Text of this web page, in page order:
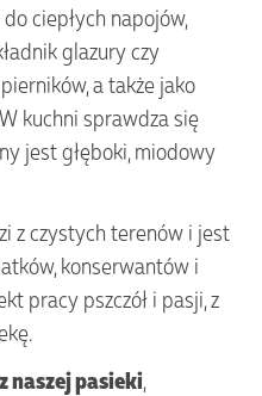
ciepłych napojów,
glazury czy
a także jako
kuchni sprawdza się
jest głęboki, miodowy
z czystych terenów i jest
konserwantów i
pracy pszczół i pasji, z
naszej pasieki,